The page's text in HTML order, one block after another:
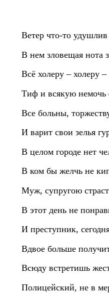
Ветер что‑то
В нем зловещая нота
Всё холеру – холеру –
Тиф и всякую немочь
Все больны,
И варит свои зелья
В целом городе нет
В ком бы желчь не
Муж, супругою
В этот день не
И преступник,
Вдвое больше
Всюду встретишь
Полицейский, не в